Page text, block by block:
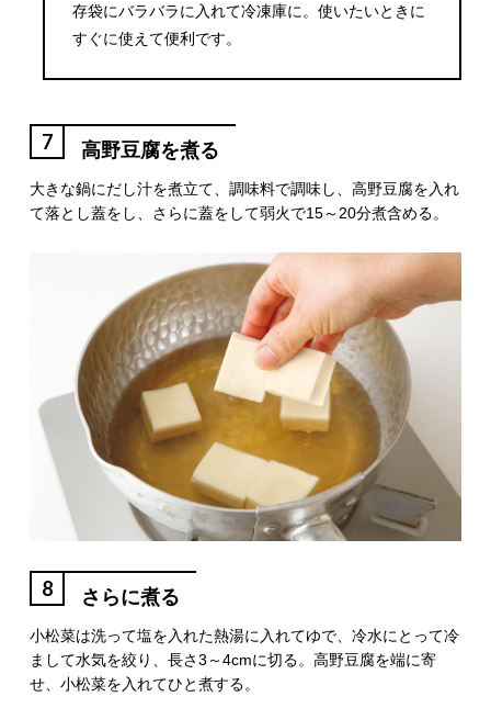
存袋にバラバラに入れて冷凍庫に。使いたいときに
すぐに使えて便利です。
7 高野豆腐を煮る
大きな鍋にだし汁を煮立て、調味料で調味し、高野豆腐を入れ
て落とし蓋をし、さらに蓋をして弱火で15～20分煮含める。
8 さらに煮る
小松菜は洗って塩を入れた熱湯に入れてゆで、冷水にとって冷
まして水気を絞り、長さ3～4cmに切る。高野豆腐を端に寄
せ、小松菜を入れてひと煮する。